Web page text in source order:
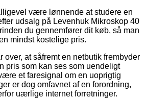
være lønnende at studere en
udsalg på Levenhuk Mikroskop 40
du gennemfører dit køb, så man
mindst kostelige pris.
over, at såfremt en netbutik frembyder
pris som kan ses som uendeligt
et faresignal om en uoprigtig
er dog omfavnet af en forordning,
uærlige internet forretninger.